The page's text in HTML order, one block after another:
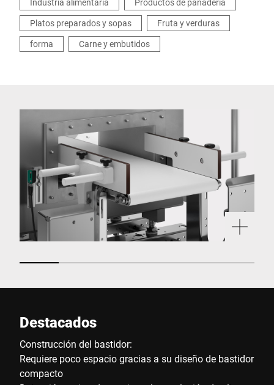
Platos preparados y sopas
Fruta y verduras
forma
Carne y embutidos
Destacados
Construcción del bastidor:
Requiere poco espacio gracias a su diseño de bastidor
compacto